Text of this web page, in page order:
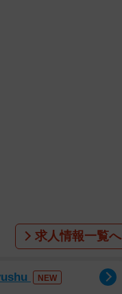
求人情報一覧へ
NEW